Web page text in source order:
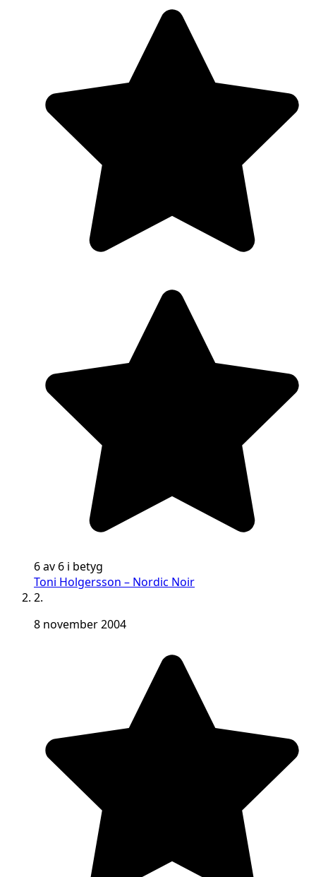
6 av 6 i betyg
Toni Holgersson – Nordic Noir
2.
8 november 2004